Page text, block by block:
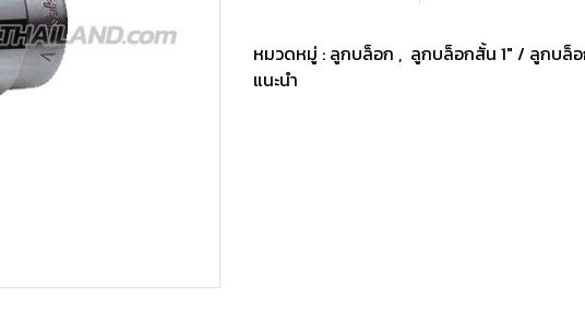
หมวดหมู่ : ลูกบล็อก , ลูกบล็อกสั้น 1" / ลูกบล็อ
แนะนำ